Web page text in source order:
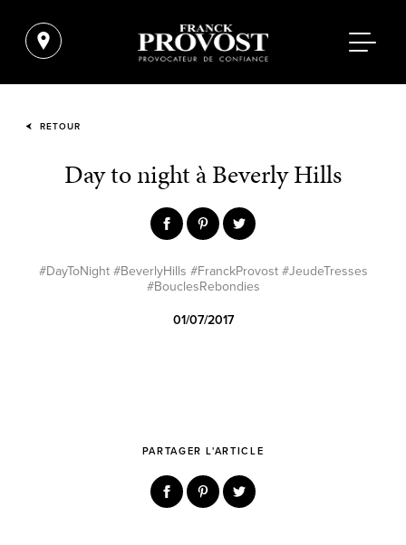
RETOUR
Day to night à Beverly Hills
#DayToNight #BeverlyHills #FranckProvost #JeudeTresses
#BouclesRebondies
01/07/2017
PARTAGER L'ARTICLE